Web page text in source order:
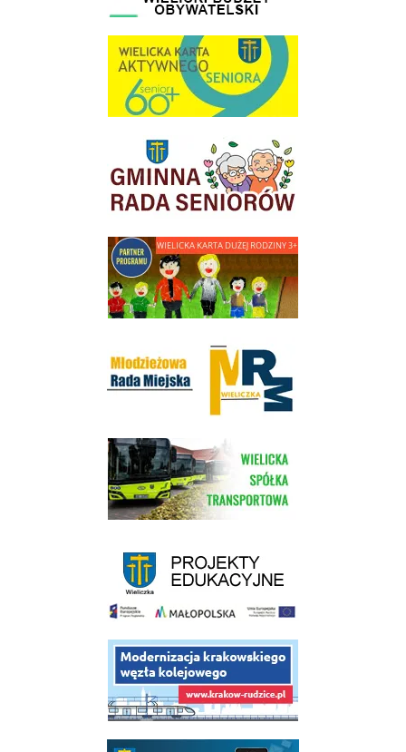
link do strony Wielicka Karta Aktywnego Seniora
link do strony Gminnej Rady Seniorow - Wieliczka
link do strony - Wielicka Karta Dużej Rodziny
link do strony Wielickiej Spółki Transportowej
link do opisu projektu budowy linii kolejowej Krakow Rudzice
link do opisu aplikacji - BLISKO, Gmina Wieliczka w aplikacji Blisko